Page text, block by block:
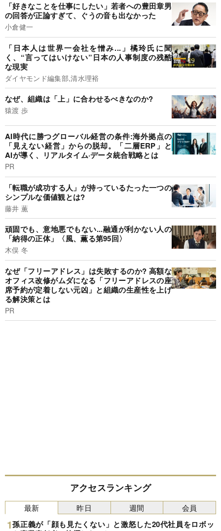
「好きなことを仕事にしたい」若者への豊田章男
の回答が正論すぎて、ぐうの音も出なかった
小倉健一
「日本人は世界一会社を憎み...」橘玲氏に聞
く、“言ってはいけない”日本の人事制度の残酷
な現実
ダイヤモンド編集部,清水理裕
なぜ、組織は「上」に合わせるべきなのか?
猿渡 歩
AI時代に勝つグローバル経営の条件:海外拠点の
「見えない経営」からの脱却。「二層ERP」と
AIが導く、リアルタイム·データ統合戦略とは
PR
「転職が成功する人」が持っているたった一つの
シンプルな価値観とは?
藤井 薫
頑固でも、意地悪でもない...融通が利かない人の
「納得の正体」〈風、薫る第95回〉
木俣 冬
なぜ「フリーアドレス」は失敗するのか? 高額な
オフィス改修がムダになる「フリーアドレスの座
席予約が定着しない元凶」と組織の生産性を上げ
る解決策とは
PR
アクセスランキング
最新
孫正義が「顔も見たくない」と激怒した20代社員をロボッ
昨日 週間 会員